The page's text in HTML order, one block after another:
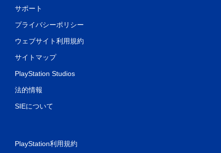
プ
イ
き
す
ー
サポート
プライバシーポリシー
ウェブサイト利用規約
サイトマップ
PlayStation Studios
法的情報
SIEについて
PlayStation利用規約